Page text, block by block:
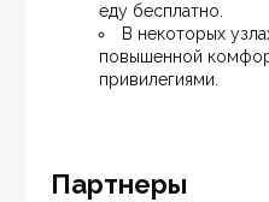
еду бесплатно.
В некоторых
повышенной
привилегиями.
Партнеры